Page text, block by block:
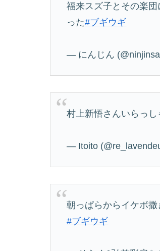
福来スズ子とその楽
った#ブギウギ
— にんじん
村上新悟さんいらっ
— Itoito
朝っぱらからイケボ
#ブギウギ